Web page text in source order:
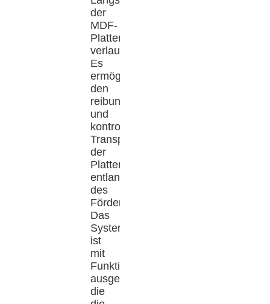
der
MDF-
Platten
verlaufen.
Es
ermöglicht
den
reibungslosen
und
kontrollierten
Transport
der
Platten
entlang
des
Förderbandes.
Das
System
ist
mit
Funktionen
ausgestattet,
die